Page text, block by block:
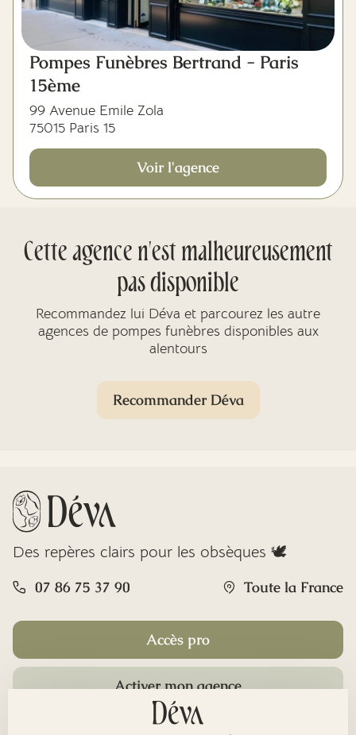
Pompes Funèbres Bertrand - Paris
15ème
99 Avenue Emile Zola
75015 Paris 15
Voir l'agence
Cette agence n'est malheureusement
pas disponible
Recommandez lui Déva et parcourez les autre
agences de pompes funèbres disponibles aux
alentours
Recommander Déva
Des repères clairs pour les obsèques 🕊️
07 86 75 37 90 Toute la France
Accès pro
Activer mon agence